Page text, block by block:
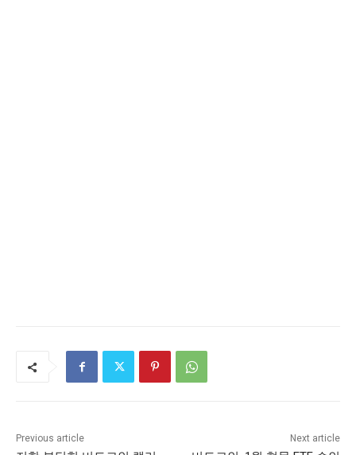
Previous article Next article